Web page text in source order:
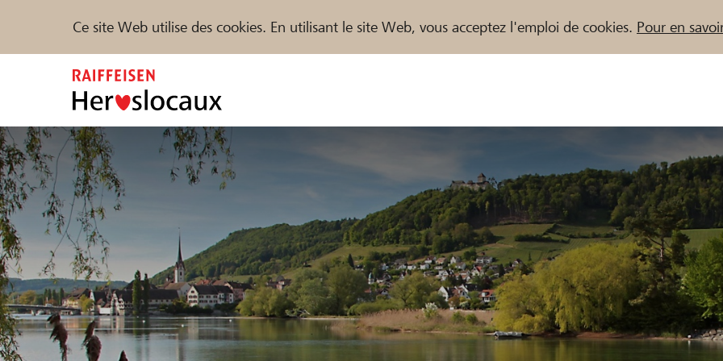
Ce site Web utilise des cookies. En utilisant le site Web, vous acceptez l'emploi de cookies. Pour en
Parrainer Soutien & assistance
Trouvez des projets et des organisations
DE FR IT